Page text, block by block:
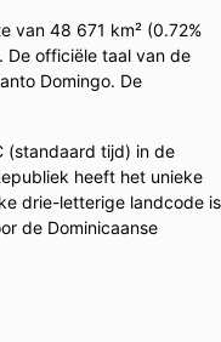
van 48 671 km² (0.72%
De officiële taal van de
Domingo. De
(standaard tijd) in de
heeft het unieke
drie-letterige landcode is
de Dominicaanse